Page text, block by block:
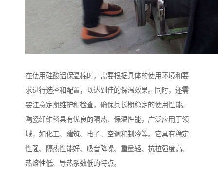
在使用硅酸铝保温棉时，需要根据具体的使用环境和要
求进行选择和配置，以达到佳的保温效果。同时，还需
要注意定期维护和检查，确保其长期稳定的使用性能。
陶瓷纤维毯具有优良的隔热、保温性能，广泛应用于领
域，如化工、建筑、电子、空调和制冷等。它具有稳定
性强、隔热性能好、吸音降噪、重量轻、抗拉强度高、
热熔性低、导热系数低的特点。